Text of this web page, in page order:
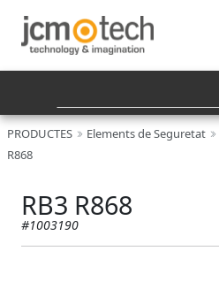
PRODUCTES Elements de Seguretat
R868
RB3 R868
#1003190